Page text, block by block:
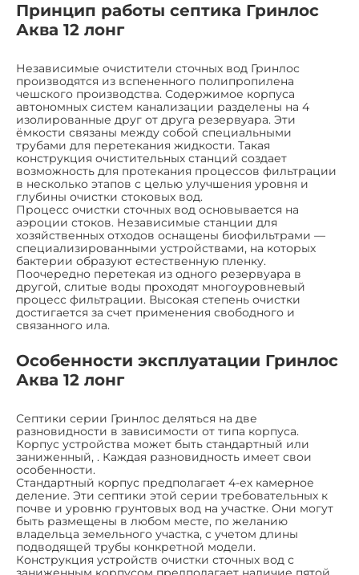
Принцип работы септика Гринлос
Аква 12 лонг
Независимые очистители сточных вод Гринлос
производятся из вспененного полипропилена
чешского производства. Содержимое корпуса
автономных систем канализации разделены на 4
изолированные друг от друга резервуара. Эти
ёмкости связаны между собой специальными
трубами для перетекания жидкости. Такая
конструкция очистительных станций создает
возможность для протекания процессов фильтрации
в несколько этапов с целью улучшения уровня и
глубины очистки стоковых вод.
Процесс очистки сточных вод основывается на
аэроции стоков. Независимые станции для
хозяйственных отходов оснащены биофильтрами —
специализированными устройствами, на которых
бактерии образуют естественную пленку.
Поочередно перетекая из одного резервуара в
другой, слитые воды проходят многоуровневый
процесс фильтрации. Высокая степень очистки
достигается за счет применения свободного и
связанного ила.
Особенности эксплуатации Гринлос
Аква 12 лонг
Септики серии Гринлос деляться на две
разновидности в зависимости от типа корпуса.
Корпус устройства может быть стандартный или
заниженный, . Каждая разновидность имеет свои
особенности.
Стандартный корпус предполагает 4-ех камерное
деление. Эти септики этой серии требовательных к
почве и уровню грунтовых вод на участке. Они могут
быть размещены в любом месте, по желанию
владельца земельного участка, с учетом длины
подводящей трубы конкретной модели.
Конструкция устройств очистки сточных вод с